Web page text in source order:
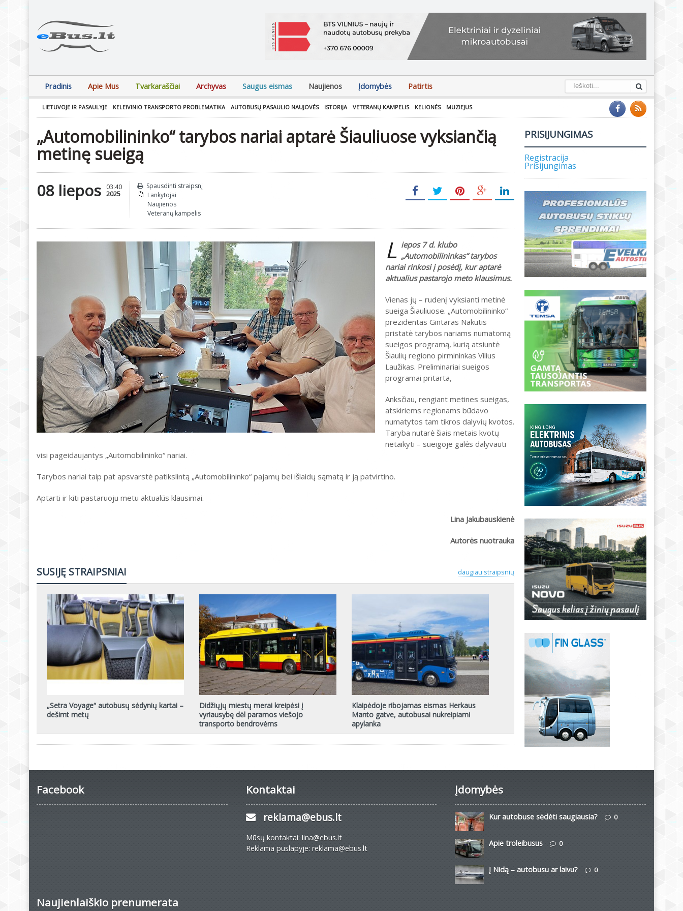
Pradinis Apie Mus Tvarkaraščiai Archyvas Saugus eismas Naujienos Įdomybės Patirtis
LIETUVOJE IR PASAULYJE KELEIVINIO TRANSPORTO PROBLEMATIKA AUTOBUSŲ PASAULIO NAUJOVĖS ISTORIJA VETERANŲ KAMPELIS KELIONĖS MUZIEJUS
„Automobilininko“ tarybos nariai aptarė Šiauliuose vyksiančią
metinę sueigą
08 liepos 03:40
2025
Spausdinti straipsnį
Lankytojai
Naujienos
Veteranų kampelis
L iepos 7 d. klubo
„Automobilininkas“ tarybos
nariai rinkosi į posėdį, kur aptarė
aktualius pastarojo meto klausimus.
Vienas jų – rudenį vyksianti metinė
sueiga Šiauliuose. „Automobilininko“
prezidentas Gintaras Nakutis
pristatė tarybos nariams numatomą
sueigos programą, kurią atsiuntė
Šiaulių regiono pirmininkas Vilius
Laužikas. Preliminariai sueigos
programai pritarta,
Anksčiau, rengiant metines sueigas,
atskiriems regionams būdavo
numatytos tam tikros dalyvių kvotos.
Taryba nutarė šiais metais kvotų
netaikyti – sueigoje galės dalyvauti
visi pageidaujantys „Automobilininko“ nariai.
Tarybos nariai taip pat apsvarstė patikslintą „Automobilininko“ pajamų bei išlaidų sąmatą ir ją patvirtino.
Aptarti ir kiti pastaruoju metu aktualūs klausimai.
Lina Jakubauskienė
Autorės nuotrauka
daugiau straipsnių
SUSIJĘ STRAIPSNIAI
„Setra Voyage“ autobusų sėdynių kartai –
dešimt metų
Didžiųjų miestų merai kreipėsi į
vyriausybę dėl paramos viešojo
transporto bendrovėms
Klaipėdoje ribojamas eismas Herkaus
Manto gatve, autobusai nukreipiami
apylanka
PRISIJUNGIMAS
Registracija
Prisijungimas
Facebook Kontaktai
reklama@ebus.lt
Mūsų kontaktai: lina@ebus.lt
Reklama puslapyje: reklama@ebus.lt
Įdomybės
Kur autobuse sėdėti saugiausia? 0
Apie troleibusus 0
Į Nidą – autobusu ar laivu? 0
Naujienlaiškio prenumerata